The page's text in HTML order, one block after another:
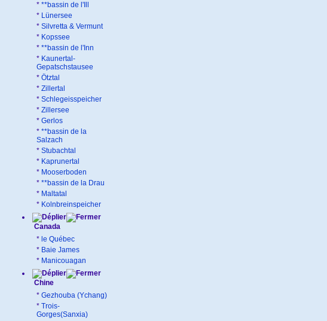
* **bassin de l'Ill
* Lünersee
* Silvretta & Vermunt
* Kopssee
* **bassin de l'Inn
* Kaunertal-
Gepatschstausee
* Ötztal
* Zillertal
* Schlegeisspeicher
* Zillersee
* Gerlos
* **bassin de la
Salzach
* Stubachtal
* Kaprunertal
* Mooserboden
* **bassin de la Drau
* Maltatal
* Kolnbreinspeicher
Canada
* le Québec
* Baie James
* Manicouagan
Chine
* Gezhouba (Ychang)
* Trois-
Gorges(Sanxia)